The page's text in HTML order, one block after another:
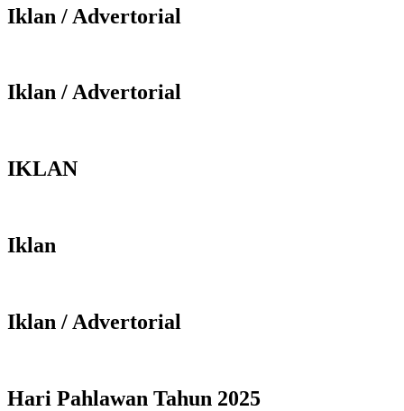
Iklan / Advertorial
Iklan / Advertorial
IKLAN
Iklan
Iklan / Advertorial
Hari Pahlawan Tahun 2025